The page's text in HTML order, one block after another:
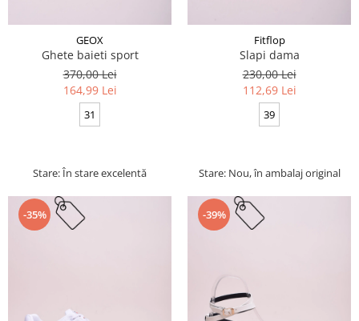
GEOX
Ghete baieti sport
370,00 Lei
164,99 Lei
31
Stare: În stare excelentă
Fitflop
Slapi dama
230,00 Lei
112,69 Lei
39
Stare: Nou, în ambalaj original
-35% -39%